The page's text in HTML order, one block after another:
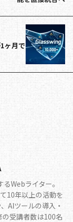
n
ヶ月で
Webライター。
10年以上の活動を
AIツールの導入・
受講者数は100名